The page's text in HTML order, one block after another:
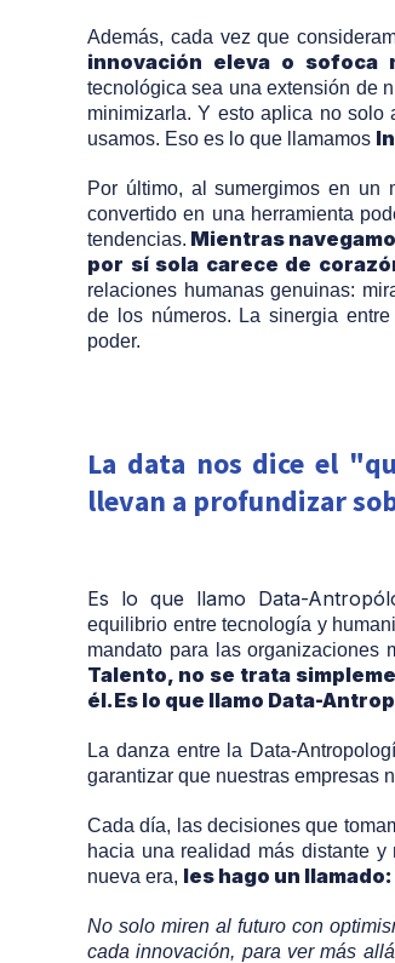
Además, cada vez que
innovación eleva o sofoca
tecnológica sea una extensión de
minimizarla. Y esto aplica no solo
usamos. Eso es lo que llamamos
Por último, al sumergimos en
convertido en una herramienta
tendencias. Mientras
por sí sola carece de
relaciones humanas genuinas:
de los números. La sinergia
poder.
La data nos dice el
llevan a profundizar
Es lo que llamo Data-
equilibrio entre tecnología y
mandato para las organizaciones
Talento, no se trata
él.Es lo que llamo Data-
La danza entre la Data-
garantizar que nuestras empresas
Cada día, las decisiones que
hacia una realidad más distante
nueva era, les hago un llamado:
No solo miren al futuro con
cada innovación, para ver más